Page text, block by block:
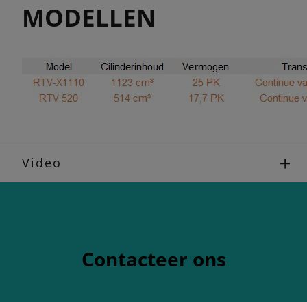
MODELLEN
Video
Contacteer ons